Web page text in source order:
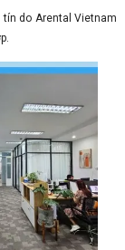
do Arental Vietnam